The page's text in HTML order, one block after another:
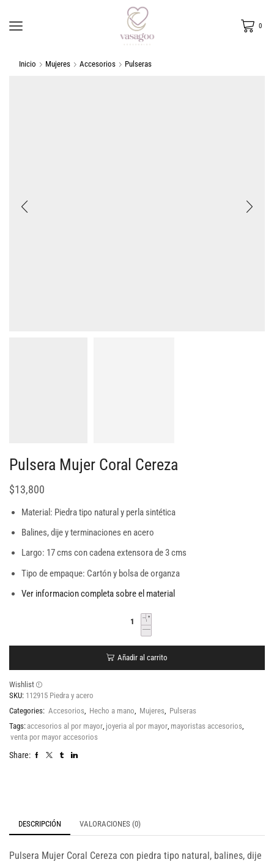
0
Inicio Mujeres Accesorios Pulseras
Pulsera Mujer Coral Cereza
$13,800
Material: Piedra tipo natural y perla sintética
Balines, dije y terminaciones en acero
Largo: 17 cms con cadena extensora de 3 cms
Tipo de empaque: Cartón y bolsa de organza
Ver informacion completa sobre el material
Añadir al carrito
Wishlist
SKU: 112915 Piedra y acero
Categories: Accesorios Hecho a mano Mujeres Pulseras
Tags: accesorios al por mayor joyeria al por mayor mayoristas accesorios
venta por mayor accesorios
Share:
DESCRIPCIÓN VALORACIONES (0)
Pulsera Mujer Coral Cereza con piedra tipo natural, balines, dije